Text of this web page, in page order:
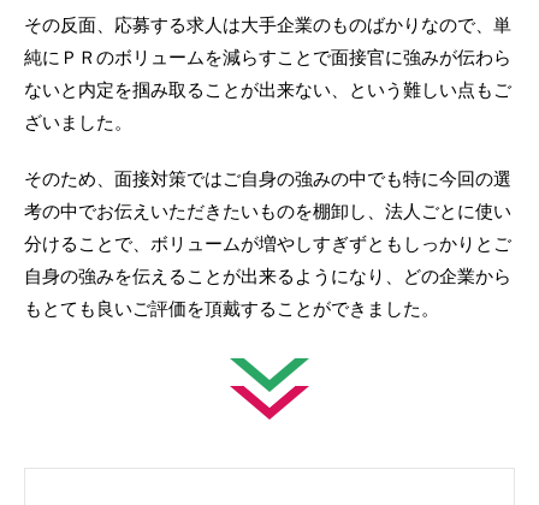
その反面、応募する求人は大手企業のものばかりなので、単
純にＰＲのボリュームを減らすことで面接官に強みが伝わら
ないと内定を掴み取ることが出来ない、という難しい点もご
ざいました。
そのため、面接対策ではご自身の強みの中でも特に今回の選
考の中でお伝えいただきたいものを棚卸し、法人ごとに使い
分けることで、ボリュームが増やしすぎずともしっかりとご
自身の強みを伝えることが出来るようになり、どの企業から
もとても良いご評価を頂戴することができました。